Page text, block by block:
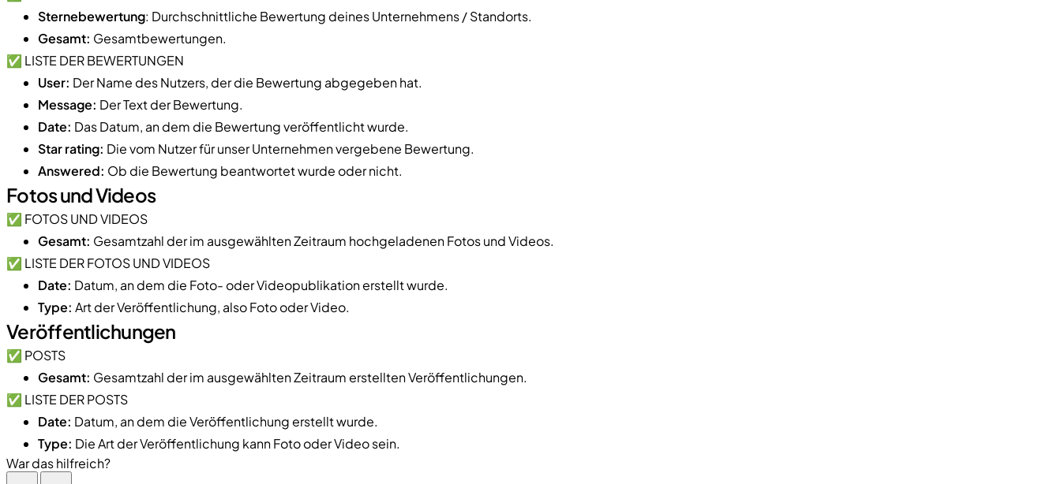
Sternebewertung: Durchschnittliche Bewertung deines Unternehmens / Standorts.
Gesamt: Gesamtbewertungen.
✅ LISTE DER BEWERTUNGEN
User: Der Name des Nutzers, der die Bewertung abgegeben hat.
Message: Der Text der Bewertung.
Date: Das Datum, an dem die Bewertung veröffentlicht wurde.
Star rating: Die vom Nutzer für unser Unternehmen vergebene Bewertung.
Answered: Ob die Bewertung beantwortet wurde oder nicht.
Fotos und Videos
✅ FOTOS UND VIDEOS
Gesamt: Gesamtzahl der im ausgewählten Zeitraum hochgeladenen Fotos und Videos.
✅ LISTE DER FOTOS UND VIDEOS
Date: Datum, an dem die Foto- oder Videopublikation erstellt wurde.
Type: Art der Veröffentlichung, also Foto oder Video.
Veröffentlichungen
✅ POSTS
Gesamt: Gesamtzahl der im ausgewählten Zeitraum erstellten Veröffentlichungen.
✅ LISTE DER POSTS
Date: Datum, an dem die Veröffentlichung erstellt wurde.
Type: Die Art der Veröffentlichung kann Foto oder Video sein.
War das hilfreich?